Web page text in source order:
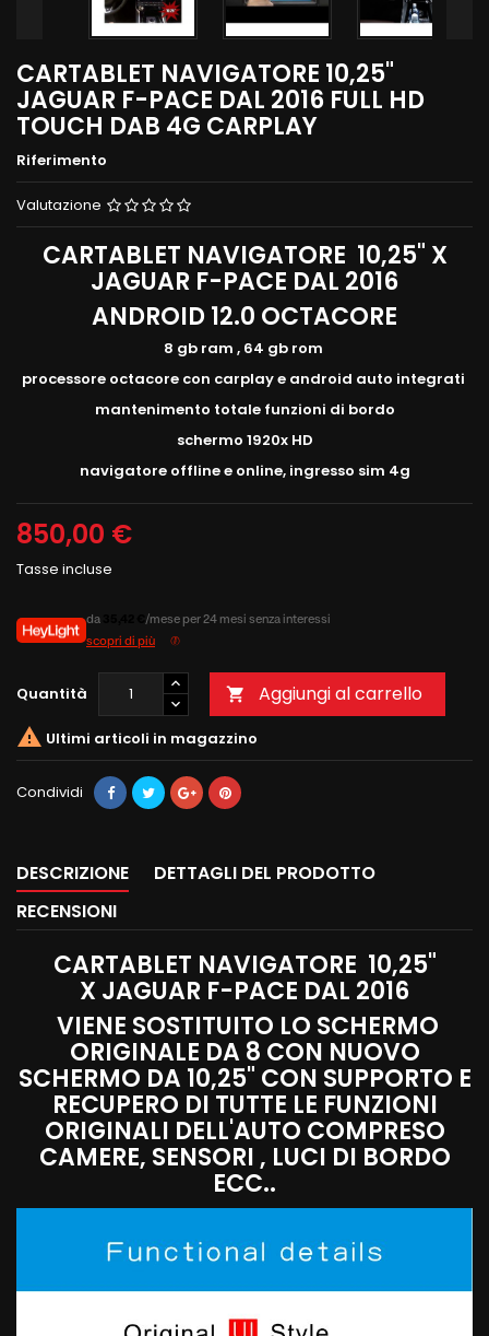
CARTABLET NAVIGATORE 10,25"
JAGUAR F-PACE DAL 2016 FULL HD
TOUCH DAB 4G CARPLAY
Riferimento
Valutazione
CARTABLET NAVIGATORE 10,25" X
JAGUAR F-PACE DAL 2016
ANDROID 12.0 OCTACORE
8 gb ram , 64 gb rom
processore octacore con carplay e android auto integrati
mantenimento totale funzioni di bordo
schermo 1920x HD
navigatore offline e online, ingresso sim 4g
850,00 €
Tasse incluse
da
/mese per 24 mesi senza interessi
scopri di più
Quantità  Aggiungi al carrello
 Ultimi articoli in magazzino
Condividi
DESCRIZIONE
DETTAGLI DEL PRODOTTO
RECENSIONI
CARTABLET NAVIGATORE 10,25"
X JAGUAR F-PACE DAL 2016
VIENE SOSTITUITO LO SCHERMO
ORIGINALE DA 8 CON NUOVO
SCHERMO DA 10,25" CON SUPPORTO E
RECUPERO DI TUTTE LE FUNZIONI
ORIGINALI DELL'AUTO COMPRESO
CAMERE, SENSORI , LUCI DI BORDO
ECC..